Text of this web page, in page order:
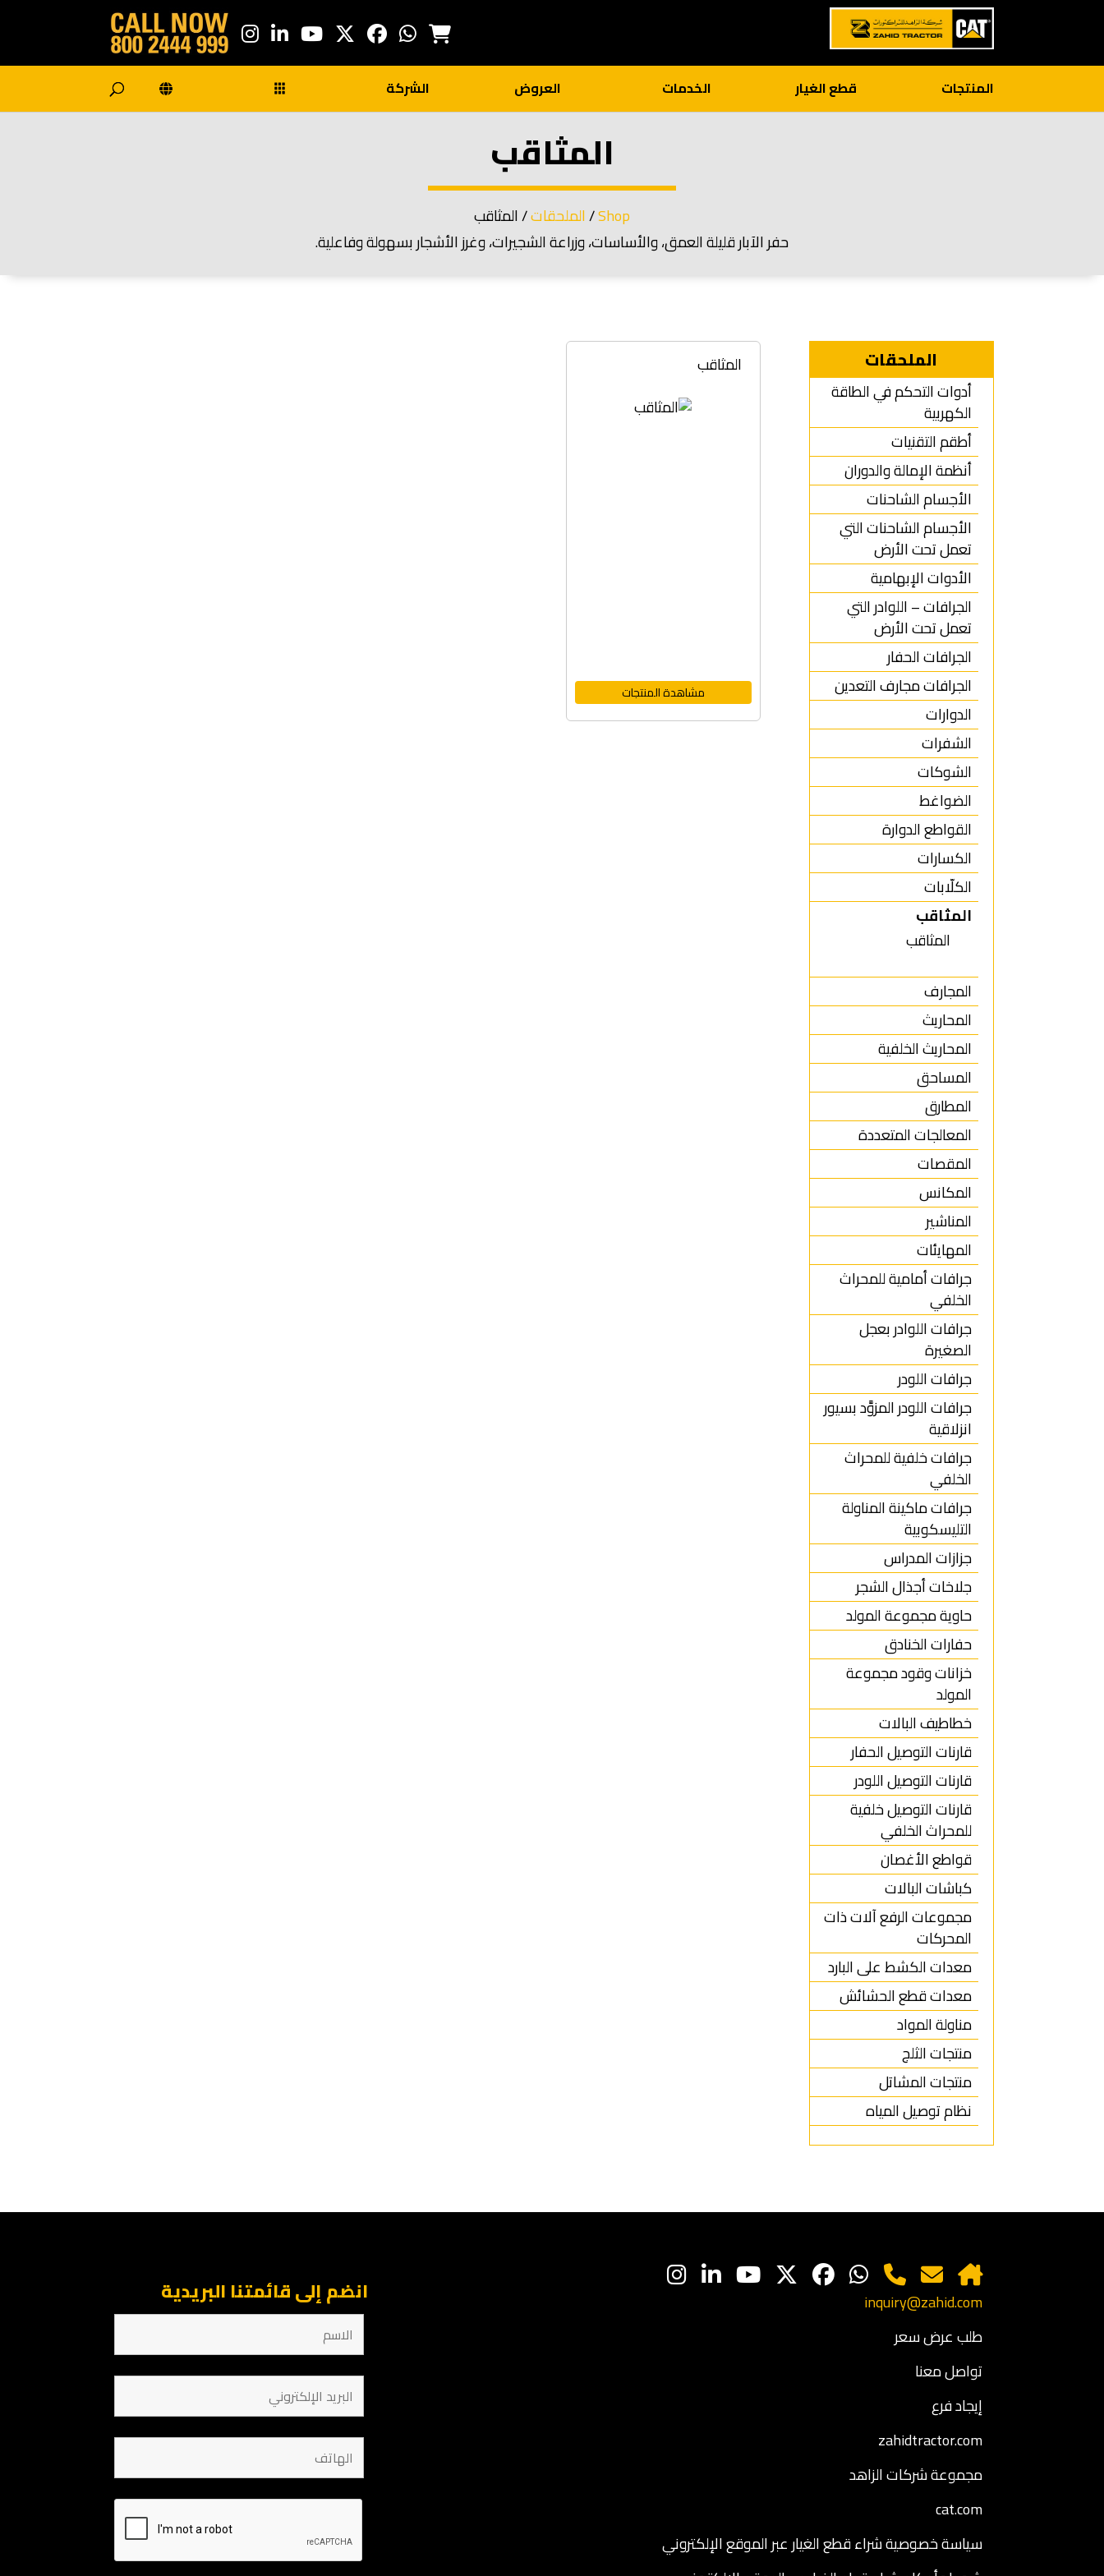
المنتجات قطع الغيار الخدمات العروض الشركة
المثاقب
Shop
/الملحقات/ المثاقب
حفر الآبار قليلة العمق، والأساسات، وزراعة الشجيرات، وغرز الأشجار بسهولة وفاعلية.
الملحقات
أدوات التحكم في الطاقة
الكهربية
أطقم التقنيات
أنظمة الإمالة والدوران
الأجسام الشاحنات
الأجسام الشاحنات التي
تعمل تحت الأرض
الأدوات الإبهامية
الجرافات – اللوادر التي
تعمل تحت الأرض
الجرافات الحفار
الجرافات مجارف التعدين
الدوارات
الشفرات
الشوكات
الضواغط
القواطع الدوارة
الكسارات
الكلّابات
المثاقب
المثاقب
المجارف
المحاريث
المحاريث الخلفية
المساحق
المطارق
المعالجات المتعددة
المقصات
المكانس
المناشير
المهايئات
جرافات أمامية للمحراث
الخلفي
جرافات اللوادر بعجل
الصغيرة
جرافات اللودر
جرافات اللودر المزوَّد بسيور
انزلاقية
جرافات خلفية للمحراث
الخلفي
جرافات ماكينة المناولة
التليسكوبية
جزازات المدراس
جلاخات أجذال الشجر
حاوية مجموعة المولد
حفارات الخنادق
خزانات وقود مجموعة
المولد
خطاطيف البالات
قارنات التوصيل الحفار
قارنات التوصيل اللودر
قارنات التوصيل خلفية
للمحراث الخلفي
قواطع الأغصان
كباشات البالات
مجموعات الرفع آلات ذات
المحركات
معدات الكشط على البارد
معدات قطع الحشائش
مناولة المواد
منتجات الثلج
منتجات المشاتل
نظام توصيل المياه
المثاقب
مشاهدة المنتجات
انضم إلى قائمتنا البريدية
inquiry@zahid.com
طلب عرض سعر
تواصل معنا
إيجاد فرع
zahidtractor.com
مجموعة شركات الزاهد
cat.com
سياسة خصوصية شراء قطع الغيار عبر الموقع الإلكتروني